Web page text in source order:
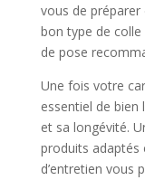
vous de
bon type de
de pose
Une fois votre
essentiel de bien
et sa longévité.
produits adaptés
d’entretien vous